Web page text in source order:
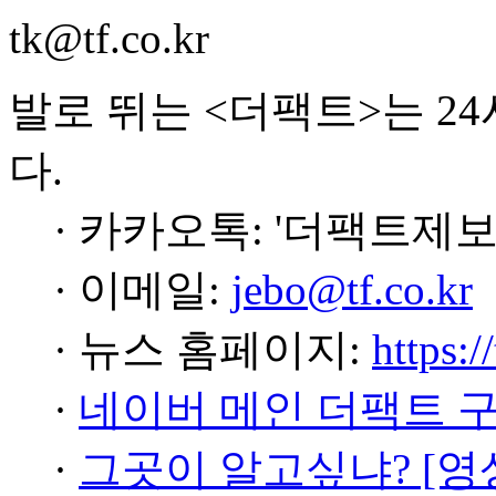
tk@tf.co.kr
발로 뛰는 <더팩트>는
다.
· 카카오톡: '더팩트제
· 이메일: jebo@tf.co.kr
· 뉴스 홈페이지:
· 네이버 메인 더팩트
· 그곳이 알고싶냐? [